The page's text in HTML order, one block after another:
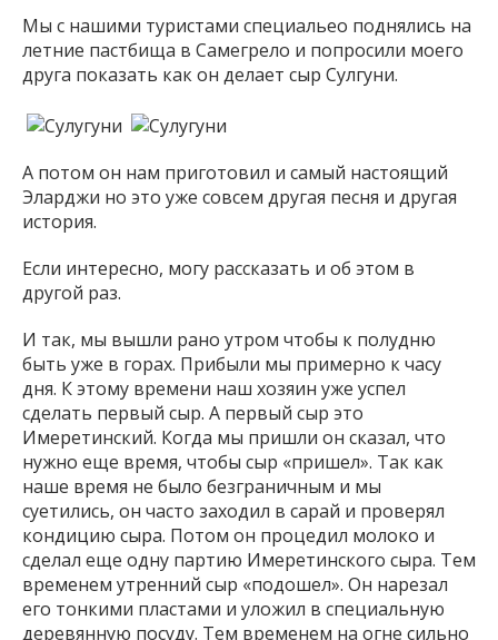
Мы с нашими туристами специальео поднялись на
летние пастбища в Самегрело и попросили моего
друга показать как он делает сыр Сулгуни.
А потом он нам приготовил и самый настоящий
Эларджи но это уже совсем другая песня и другая
история.
Если интересно, могу рассказать и об этом в
другой раз.
И так, мы вышли рано утром чтобы к полудню
быть уже в горах. Прибыли мы примерно к часу
дня. К этому времени наш хозяин уже успел
сделать первый сыр. А первый сыр это
Имеретинский. Когда мы пришли он сказал, что
нужно еще время, чтобы сыр «пришел». Так как
наше время не было безграничным и мы
суетились, он часто заходил в сарай и проверял
кондицию сыра. Потом он процедил молоко и
сделал еще одну партию Имеретинского сыра. Тем
временем утренний сыр «подошел». Он нарезал
его тонкими пластами и уложил в специальную
деревянную посуду. Тем временем на огне сильно